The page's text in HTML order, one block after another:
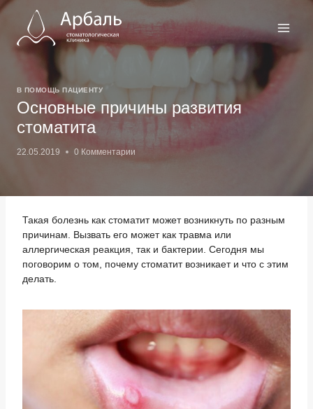
Перейти
содержимому
В ПОМОЩЬ ПАЦИЕНТУ
Основные причины развития
стоматита
22.05.2019 0 Комментарии
Такая болезнь как стоматит может возникнуть по разным
причинам. Вызвать его может как травма или
аллергическая реакция, так и бактерии. Сегодня мы
поговорим о том, почему стоматит возникает и что с этим
делать.